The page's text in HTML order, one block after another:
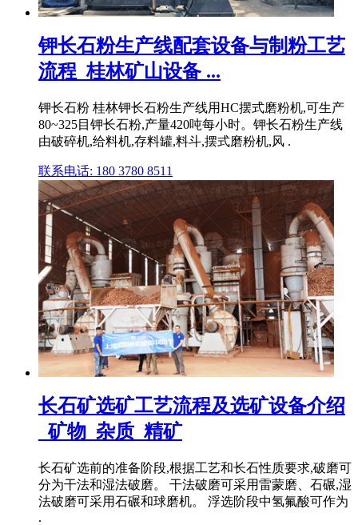
钾长石粉生产线配套设备与制粉工艺
流程_桂林矿山设备 ...
钾长石粉 桂林钾长石粉生产线用HC摆式磨粉机,可生产
80~325目钾长石粉,产量420吨每小时。钾长石粉生产线
由破碎机,给料机,存料罐,料斗,摆式磨粉机,风 .
联系电话: 180 3780 8511
长石矿选矿工艺流程及选矿设备介绍
_矿物_杂质_精矿
长石矿选前的准备阶段,根据工艺和长石性质要求,破磨可
分为干法和湿法破磨。 干法破磨可采用雷蒙磨、石碾,湿
法破磨可采用石碾和球磨机。 浮选阶段中氢氟酸可作为
.